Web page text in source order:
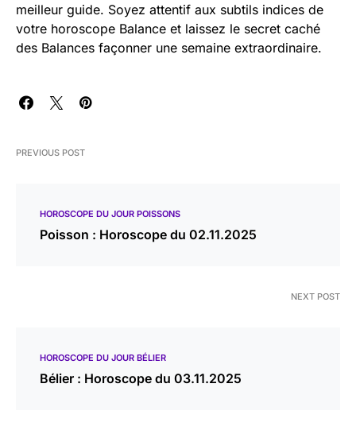
meilleur guide. Soyez attentif aux subtils indices de
votre horoscope Balance et laissez le secret caché
des Balances façonner une semaine extraordinaire.
PREVIOUS POST
HOROSCOPE DU JOUR POISSONS
Poisson : Horoscope du 02.11.2025
NEXT POST
HOROSCOPE DU JOUR BÉLIER
Bélier : Horoscope du 03.11.2025